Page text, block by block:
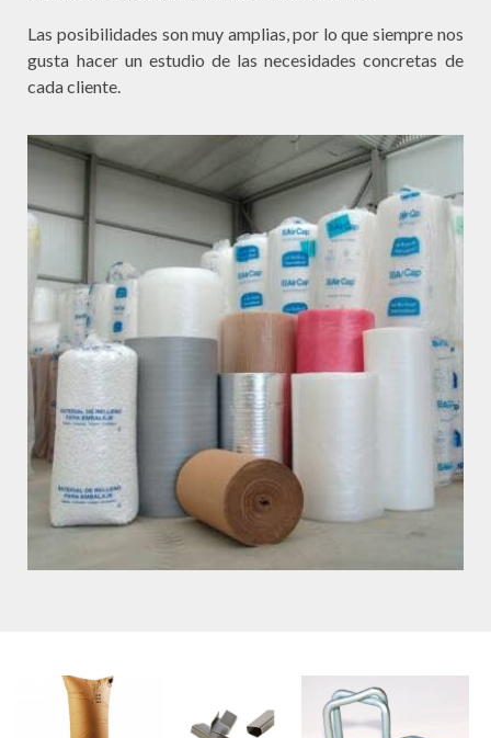
Las posibilidades son muy amplias, por lo que siempre nos
gusta hacer un estudio de las necesidades concretas de
cada cliente.